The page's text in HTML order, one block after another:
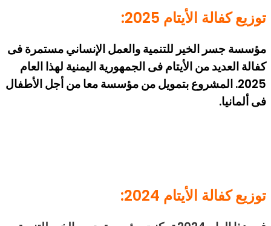
توزيع كفالة الأيتام 2025:
مؤسسة جسر الخير للتنمية والعمل الإنساني مستمرة فى
كفالة العديد من الأيتام فى الجمهورية اليمنية لهذا العام
2025. المشروع بتمويل من مؤسسة معا من أجل الأطفال
فى ألمانيا.
توزيع كفالة الأيتام 2024: